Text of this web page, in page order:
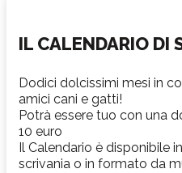
IL CALENDARIO DI
Dodici dolcissimi mesi in
amici cani e gatti!
Potrà essere tuo con una
10 euro
Il Calendario è disponibile
scrivania o in formato da